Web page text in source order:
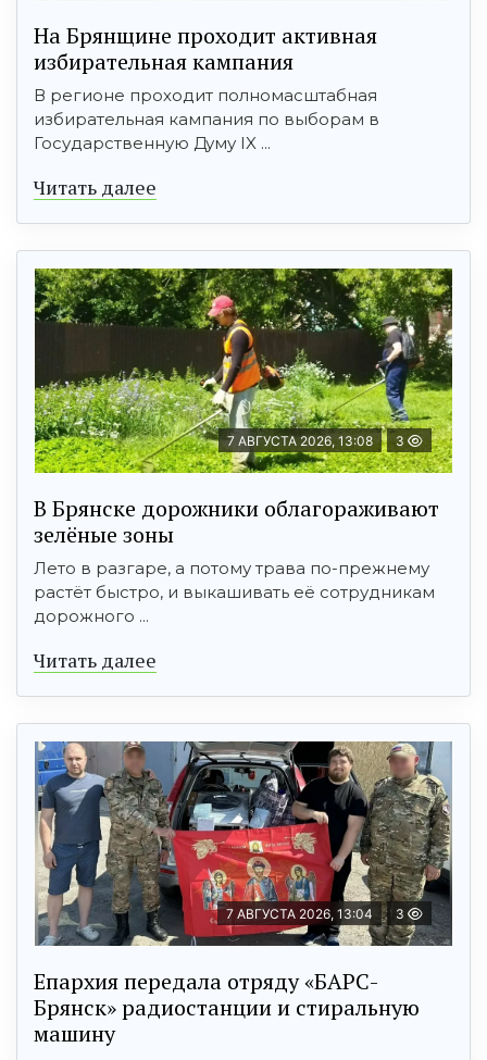
На Брянщине проходит активная
избирательная кампания
В регионе проходит полномасштабная
избирательная кампания по выборам в
Государственную Думу IX ...
Читать далее
7 АВГУСТА 2026, 13:08 3
В Брянске дорожники облагораживают
зелёные зоны
Лето в разгаре, а потому трава по-прежнему
растёт быстро, и выкашивать её сотрудникам
дорожного ...
Читать далее
7 АВГУСТА 2026, 13:04 3
Епархия передала отряду «БАРС-
Брянск» радиостанции и стиральную
машину